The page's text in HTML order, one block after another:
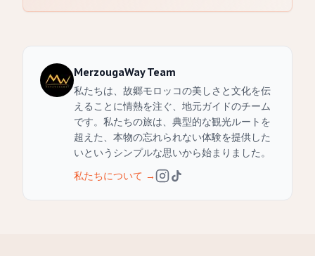
MerzougaWay Team
私たちは、故郷モロッコの美しさと文化を伝
えることに情熱を注ぐ、地元ガイドのチーム
です。私たちの旅は、典型的な観光ルートを
超えた、本物の忘れられない体験を提供した
いというシンプルな思いから始まりました。
私たちについて →